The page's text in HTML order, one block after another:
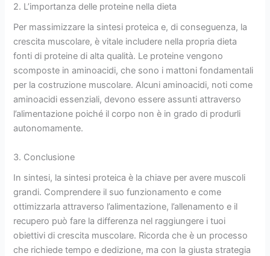
2. L’importanza delle proteine nella dieta
Per massimizzare la sintesi proteica e, di conseguenza, la
crescita muscolare, è vitale includere nella propria dieta
fonti di proteine di alta qualità. Le proteine vengono
scomposte in aminoacidi, che sono i mattoni fondamentali
per la costruzione muscolare. Alcuni aminoacidi, noti come
aminoacidi essenziali, devono essere assunti attraverso
l’alimentazione poiché il corpo non è in grado di produrli
autonomamente.
3. Conclusione
In sintesi, la sintesi proteica è la chiave per avere muscoli
grandi. Comprendere il suo funzionamento e come
ottimizzarla attraverso l’alimentazione, l’allenamento e il
recupero può fare la differenza nel raggiungere i tuoi
obiettivi di crescita muscolare. Ricorda che è un processo
che richiede tempo e dedizione, ma con la giusta strategia